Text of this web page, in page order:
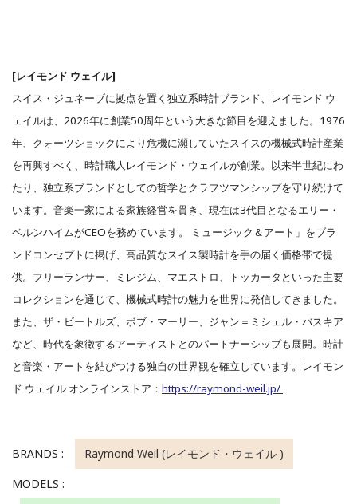
[レイモンド ウェイル]
スイス・ジュネーブに拠点を置く独立系時計ブランド、レイモンド ウ
ェイルは、2026年に創業50周年という大きな節目を迎えました。1976
年、クォーツショックにより危機に瀕していたスイスの機械式時計産業
を再興すべく、時計職人レイモンド・ウェイルが創業。以来半世紀にわ
たり、独立系ブランドとしての哲学とクラフツマンシップを守り続けて
います。音楽一家による家族経営を貫き、現在は3代目となるエリー・
ベルンハイムがCEOを務めています。 ミュージック＆アート」をブラ
ンドコンセプトに掲げ、高品質なスイス製時計を手の届く価格帯で提
供。フリーランサー、ミレジム、マエストロ、トッカータといった主要
コレクションを通じて、機械式時計の魅力を世界に発信してきました。
また、ザ・ビートルズ、ボブ・マーリー、ジャン＝ミシェル・バスキア
など、時代を象徴するアーティストとのパートナーシップも展開。時計
と音楽・アートを結びつける独自の世界観を確立しています。レイモン
ド ウェイル オンラインストア： https://raymond-weil.jp/
BRANDS :
Raymond Weil (レイモンド・ウェイル )
MODELS :